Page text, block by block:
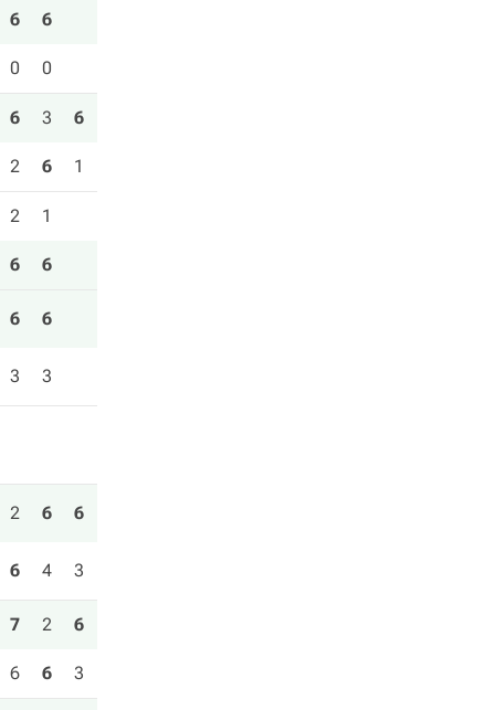
6 6
0 0
6 3 6
2 6 1
2 1
6 6
6 6
3 3
2 6 6
6 4 3
7 2 6
6 6 3